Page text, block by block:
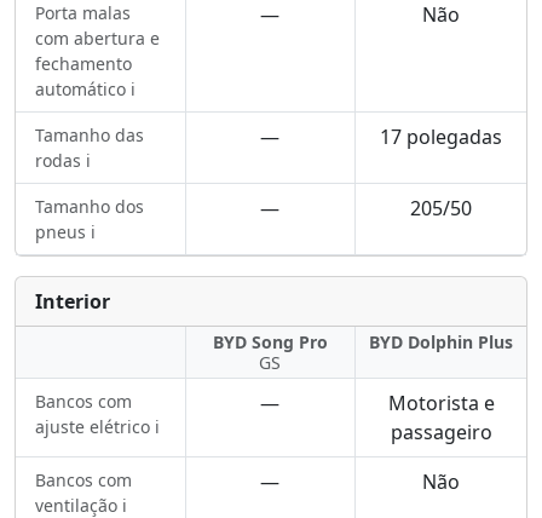
Porta malas
com abertura e
fechamento
automático ℹ️
— Não
Tamanho das
rodas ℹ️
— 17 polegadas
Tamanho dos
pneus ℹ️
— 205/50
Interior
BYD Song Pro
GS
BYD Dolphin Plus
Bancos com
ajuste elétrico ℹ️
—
Motorista e
passageiro
Bancos com
ventilação ℹ️
— Não